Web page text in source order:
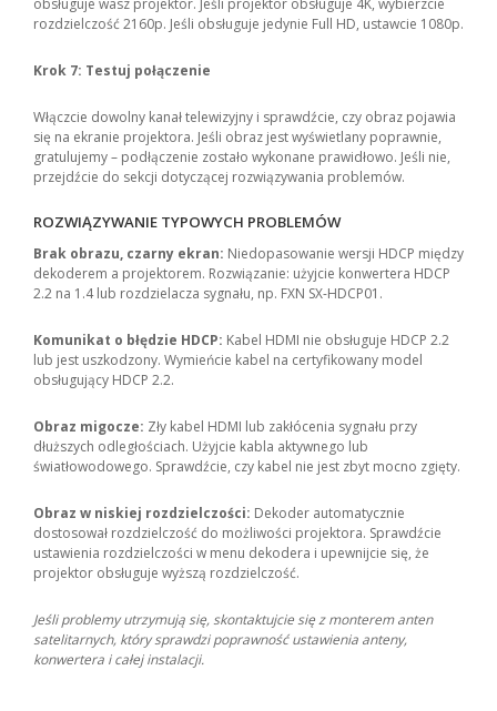
rozdzielczość 2160p. Jeśli obsługuje jedynie Full HD, ustawcie 1080p.
Krok 7: Testuj połączenie
Włączcie dowolny kanał telewizyjny i sprawdźcie, czy obraz pojawia
się na ekranie projektora. Jeśli obraz jest wyświetlany poprawnie,
gratulujemy – podłączenie zostało wykonane prawidłowo. Jeśli nie,
przejdźcie do sekcji dotyczącej rozwiązywania problemów.
ROZWIĄZYWANIE TYPOWYCH PROBLEMÓW
Brak obrazu, czarny ekran: Niedopasowanie wersji HDCP między
dekoderem a projektorem. Rozwiązanie: użyjcie konwertera HDCP
2.2 na 1.4 lub rozdzielacza sygnału, np. FXN SX-HDCP01.
Komunikat o błędzie HDCP: Kabel HDMI nie obsługuje HDCP 2.2
lub jest uszkodzony. Wymieńcie kabel na certyfikowany model
obsługujący HDCP 2.2.
Obraz migocze: Zły kabel HDMI lub zakłócenia sygnału przy
dłuższych odległościach. Użyjcie kabla aktywnego lub
światłowodowego. Sprawdźcie, czy kabel nie jest zbyt mocno zgięty.
Obraz w niskiej rozdzielczości: Dekoder automatycznie
dostosował rozdzielczość do możliwości projektora. Sprawdźcie
ustawienia rozdzielczości w menu dekodera i upewnijcie się, że
projektor obsługuje wyższą rozdzielczość.
Jeśli problemy utrzymują się, skontaktujcie się z monterem anten
satelitarnych, który sprawdzi poprawność ustawienia anteny,
konwertera i całej instalacji.